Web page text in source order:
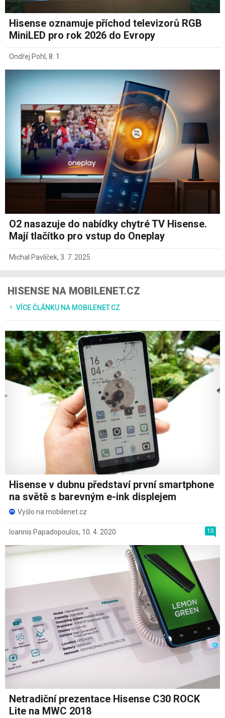
Hisense oznamuje příchod televizorů RGB
MiniLED pro rok 2026 do Evropy
Ondřej Pohl , 8. 1.
O2 nasazuje do nabídky chytré TV Hisense.
Mají tlačítko pro vstup do Oneplay
Michal Pavlíček, 3. 7. 2025
HISENSE NA MOBILENET.CZ
VÍCE ČLÁNKU NA MOBILENET.CZ
Hisense v dubnu představí první smartphone
na světě s barevným e-ink displejem
Vyšlo na mobilenet.cz
10
Ioannis Papadopoulos, 10. 4. 2020
Netradiční prezentace Hisense C30 ROCK
Lite na MWC 2018